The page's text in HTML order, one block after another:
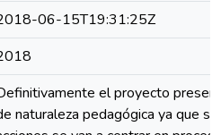
06-15T19:31:25Z
el proyecto
naturaleza pedagógica ya que